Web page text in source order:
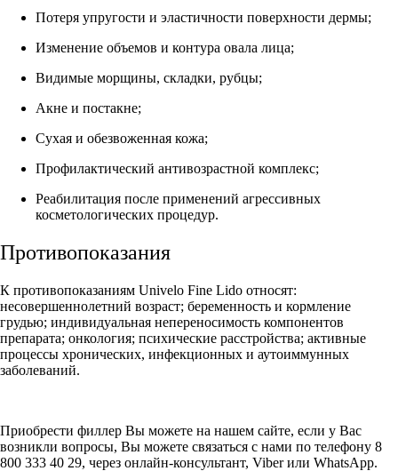
Потеря упругости и эластичности поверхности дермы;
Изменение объемов и контура овала лица;
Видимые морщины, складки, рубцы;
Акне и постакне;
Сухая и обезвоженная кожа;
Профилактический антивозрастной комплекс;
Реабилитация после применений агрессивных
косметологических процедур.
Противопоказания
К противопоказаниям Univelo Fine Lido относят:
несовершеннолетний возраст; беременность и кормление
грудью; индивидуальная непереносимость компонентов
препарата; онкология; психические расстройства; активные
процессы хронических, инфекционных и аутоиммунных
заболеваний.
Приобрести филлер Вы можете на нашем сайте, если у Вас
возникли вопросы, Вы можете связаться с нами по телефону 8
800 333 40 29, через онлайн-консультант, Viber или WhatsApp.